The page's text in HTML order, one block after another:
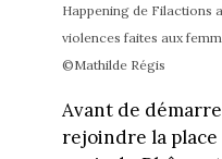
Happening de Filactions
violences faites aux
©Mathilde Régis
Avant de
rejoindre la place